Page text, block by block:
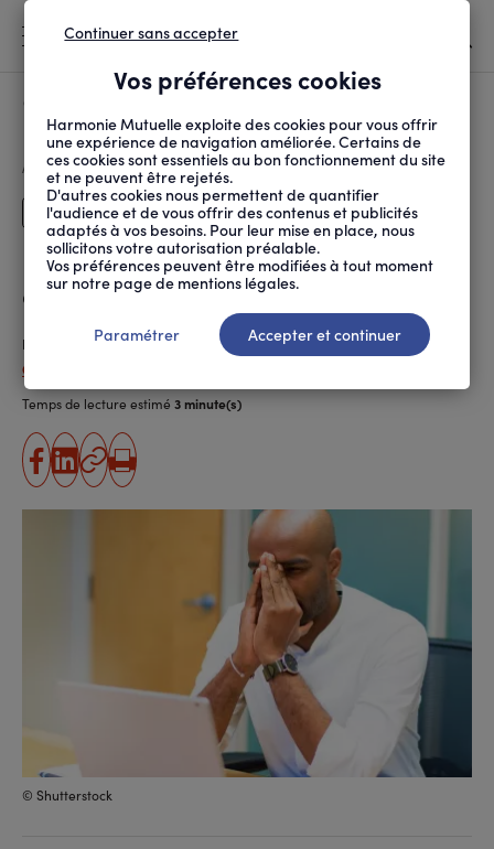
D'ARIANE
ACCUEIL SANTÉ AU TRAVAIL PRÉVENTION DES RISQUES PRÉVENIR LE SURMENAG...
Dirigeants
Prévenir le surmenage des
chefs d’entreprise
Publié le 05.03.2019
Capucine Bordet (ANPM-FRANCE MUTUALITÉ)
Temps de lecture estimé 3 minute(s)
partager
sur
partager
sur
Copier
l'URL
Imprimer
© Shutterstock
Vos préférences cookies
Harmonie Mutuelle exploite des cookies pour vous offrir
une expérience de navigation améliorée. Certains de
ces cookies sont essentiels au bon fonctionnement du site
et ne peuvent être rejetés.
D'autres cookies nous permettent de quantifier
l'audience et de vous offrir des contenus et publicités
adaptés à vos besoins. Pour leur mise en place, nous
sollicitons votre autorisation préalable.
Vos préférences peuvent être modifiées à tout moment
sur notre page de mentions légales.
Continuer sans accepter
Paramétrer Accepter et continuer